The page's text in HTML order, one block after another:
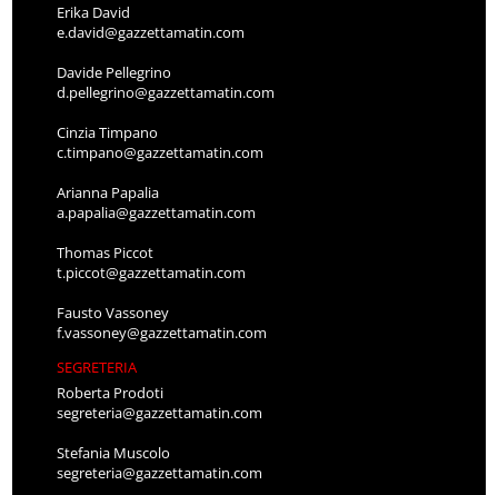
Erika David
e.david@gazzettamatin.com
Davide Pellegrino
d.pellegrino@gazzettamatin.com
Cinzia Timpano
c.timpano@gazzettamatin.com
Arianna Papalia
a.papalia@gazzettamatin.com
Thomas Piccot
t.piccot@gazzettamatin.com
Fausto Vassoney
f.vassoney@gazzettamatin.com
SEGRETERIA
Roberta Prodoti
segreteria@gazzettamatin.com
Stefania Muscolo
segreteria@gazzettamatin.com